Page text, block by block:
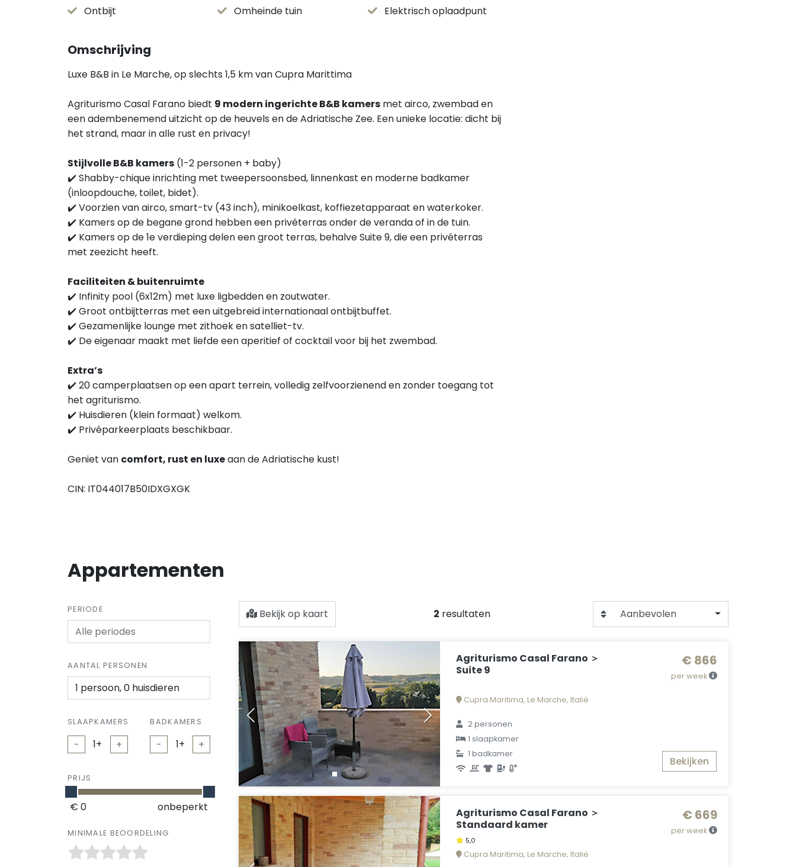
Ontbijt
Omheinde tuin Elektrisch oplaadpunt
Omschrijving
Luxe B&B in Le Marche, op slechts 1,5 km van Cupra Marittima
Agriturismo Casal Farano biedt 9 modern ingerichte B&B kamers met airco, zwembad en
een adembenemend uitzicht op de heuvels en de Adriatische Zee. Een unieke locatie: dicht bij
het strand, maar in alle rust en privacy!
Stijlvolle B&B kamers (1-2 personen + baby)
✔️ Shabby-chique inrichting met tweepersoonsbed, linnenkast en moderne badkamer
(inloopdouche, toilet, bidet).
✔️ Voorzien van airco, smart-tv (43 inch), minikoelkast, koffiezetapparaat en waterkoker.
✔️ Kamers op de begane grond hebben een privéterras onder de veranda of in de tuin.
✔️ Kamers op de 1e verdieping delen een groot terras, behalve Suite 9, die een privéterras
met zeezicht heeft.
Faciliteiten & buitenruimte
✔️ Infinity pool (6x12m) met luxe ligbedden en zoutwater.
✔️ Groot ontbijtterras met een uitgebreid internationaal ontbijtbuffet.
✔️ Gezamenlijke lounge met zithoek en satelliet-tv.
✔️ De eigenaar maakt met liefde een aperitief of cocktail voor bij het zwembad.
Extra’s
✔️ 20 camperplaatsen op een apart terrein, volledig zelfvoorzienend en zonder toegang tot
het agriturismo.
✔️ Huisdieren (klein formaat) welkom.
✔️ Privéparkeerplaats beschikbaar.
Geniet van comfort, rust en luxeaan de Adriatische kust!
CIN: IT044017B50IDXGXGK
Appartementen
PERIODE
AANTAL PERSONEN
1 persoon, 0 huisdieren
SLAAPKAMERS
- +
BADKAMERS
- +
PRIJS
€ 0 onbeperkt
MINIMALE BEOORDELING
Bekijk op kaart 2 resultaten Aanbevolen
Agriturismo Casal Farano ＞
Suite 9
Cupra Maritima, Le Marche, Italië
2 personen
1 slaapkamer
1 badkamer
€ 866
per week
Bekijken
Agriturismo Casal Farano ＞
Standaard kamer
5,0
Cupra Maritima, Le Marche, Italië
€ 669
per week